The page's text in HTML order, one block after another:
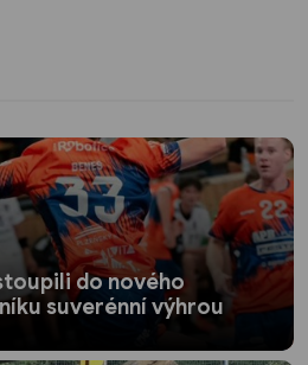
do nového
suverénní výhrou